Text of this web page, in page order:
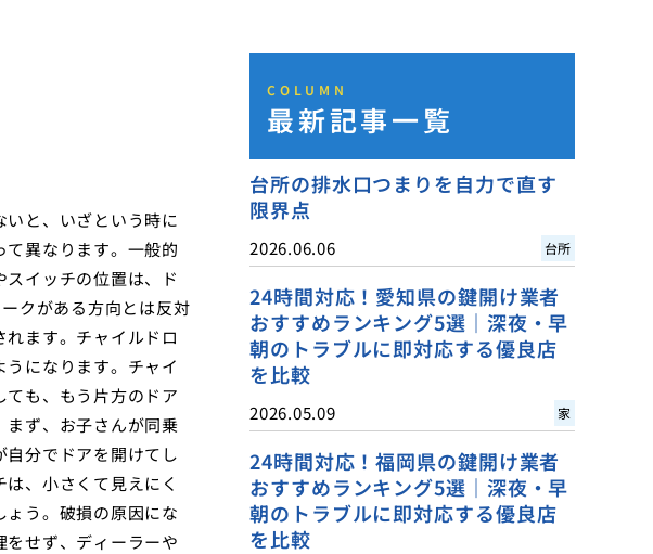
と、いざという時に
異なります。一般的
イッチの位置は、ド
クがある方向とは反対
ます。チャイルドロ
になります。チャイ
も、もう片方のドア
ず、お子さんが同乗
分でドアを開けてし
、小さくて見えにく
う。破損の原因にな
せず、ディーラーや
COLUMN
最新記事一覧
台所の排水口つまりを自力で直す
限界点
2026.06.06 台所
24時間対応！愛知県の鍵開け業者
おすすめランキング5選｜深夜・早
朝のトラブルに即対応する優良店
を比較
2026.05.09 家
24時間対応！福岡県の鍵開け業者
おすすめランキング5選｜深夜・早
朝のトラブルに即対応する優良店
を比較